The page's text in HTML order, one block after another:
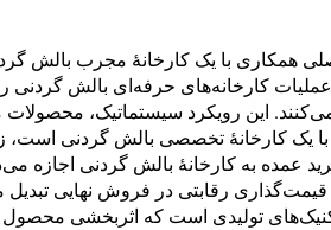
همکاری با یک کارخانهٔ مجرب بالش
کارخانه‌های حرفه‌ای بالش گردنی
یک کارخانهٔ تخصصی بالش گردنی است،
عمده به کارخانهٔ بالش گردنی اجازه
قیمت‌گذاری رقابتی در فروش نهایی
تولیدی است که اثربخشی محصول